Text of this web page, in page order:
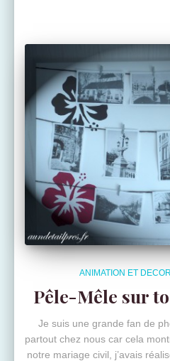
ANIMATION ET
Pêle-Mêle sur
Je suis une grande fan de
partout chez nous car cela
notre mariage civil, j’avais